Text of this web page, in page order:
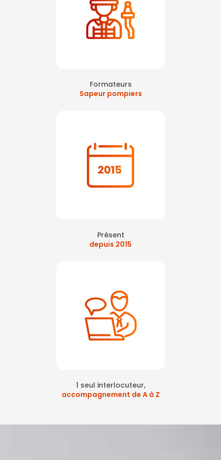
Formateurs
Sapeur pompiers
Présent
depuis 2015
1 seul interlocuteur,
accompagnement de A à Z